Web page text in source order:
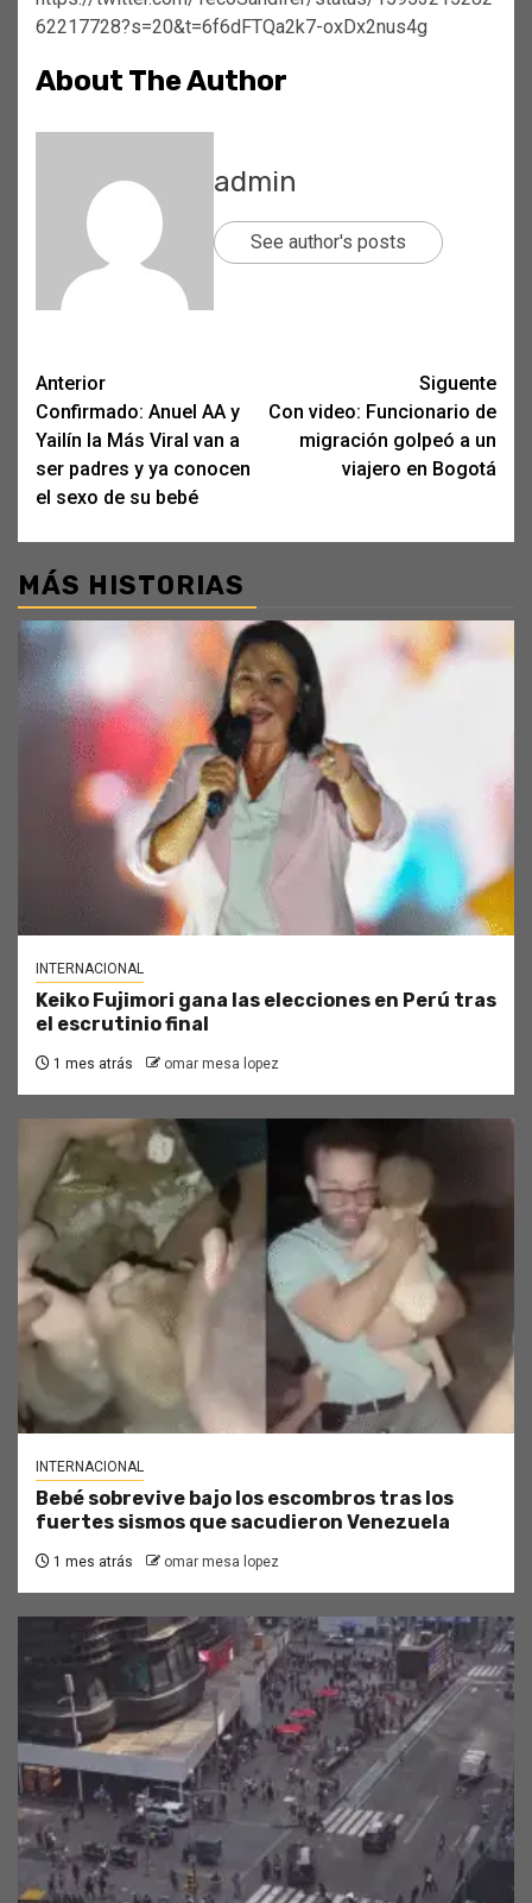
62217728?s=20&t=6f6dFTQa2k7-oxDx2nus4g
About The Author
admin
See author's posts
Post
navigation
Anterior
Confirmado: Anuel AA y
Yailín la Más Viral van a
ser padres y ya conocen
el sexo de su bebé
Siguente
Con video: Funcionario de
migración golpeó a un
viajero en Bogotá
MÁS HISTORIAS
INTERNACIONAL
Keiko Fujimori gana las elecciones en Perú tras
el escrutinio final
1 mes atrás omar mesa lopez
INTERNACIONAL
Bebé sobrevive bajo los escombros tras los
fuertes sismos que sacudieron Venezuela
1 mes atrás omar mesa lopez